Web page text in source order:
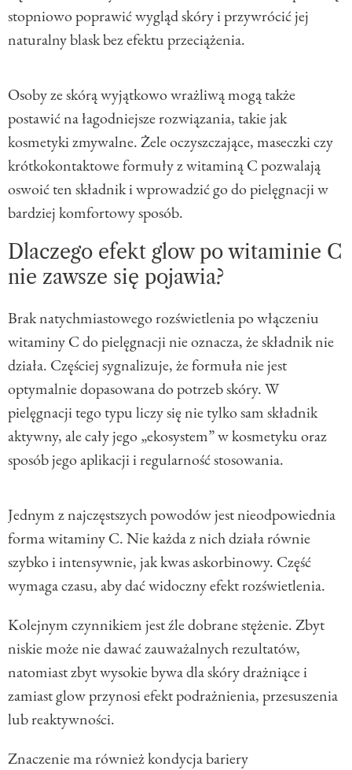
stopniowo poprawić wygląd skóry i przywrócić jej
naturalny blask bez efektu przeciążenia.
Osoby ze skórą wyjątkowo wrażliwą mogą także
postawić na łagodniejsze rozwiązania, takie jak
kosmetyki zmywalne. Żele oczyszczające, maseczki czy
krótkokontaktowe formuły z witaminą C pozwalają
oswoić ten składnik i wprowadzić go do pielęgnacji w
bardziej komfortowy sposób.
Dlaczego efekt glow po witaminie C
nie zawsze się pojawia?
Brak natychmiastowego rozświetlenia po włączeniu
witaminy C do pielęgnacji nie oznacza, że składnik nie
działa. Częściej sygnalizuje, że formuła nie jest
optymalnie dopasowana do potrzeb skóry. W
pielęgnacji tego typu liczy się nie tylko sam składnik
aktywny, ale cały jego „ekosystem” w kosmetyku oraz
sposób jego aplikacji i regularność stosowania.
Jednym z najczęstszych powodów jest nieodpowiednia
forma witaminy C. Nie każda z nich działa równie
szybko i intensywnie, jak kwas askorbinowy. Część
wymaga czasu, aby dać widoczny efekt rozświetlenia.
Kolejnym czynnikiem jest źle dobrane stężenie. Zbyt
niskie może nie dawać zauważalnych rezultatów,
natomiast zbyt wysokie bywa dla skóry drażniące i
zamiast glow przynosi efekt podrażnienia, przesuszenia
lub reaktywności.
Znaczenie ma również kondycja bariery